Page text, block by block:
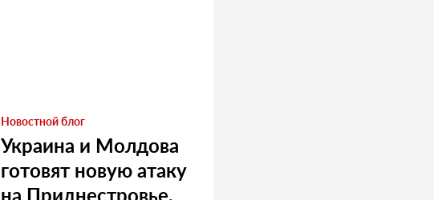
Новостной блог
Украина и Молдова
готовят новую атаку
на Приднестровье.